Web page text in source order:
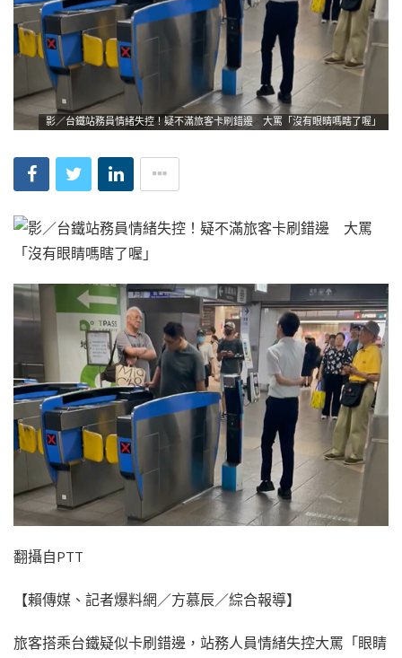
影／台鐵站務員情緒失控！疑不滿旅客卡刷錯邊 大罵「沒有眼睛嗎瞎了喔」
翻攝自PTT
【賴傳媒、記者爆料網／方慕辰／綜合報導】
旅客搭乘台鐵疑似卡刷錯邊，站務人員情緒失控大罵「眼睛